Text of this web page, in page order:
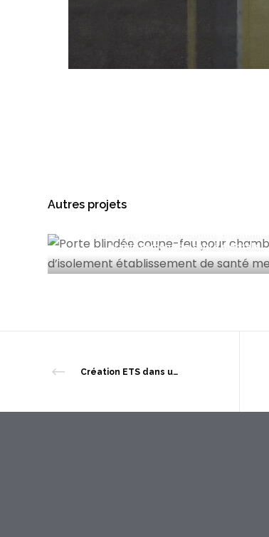
Autres projets
établissement de santé mentale
Création ETS dans un data center